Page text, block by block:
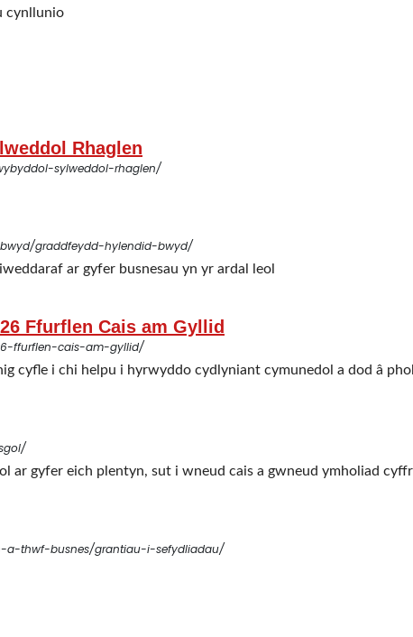
cynllunio
Rhaglen
sylweddol-rhaglen/
graddfeydd-hylendid-bwyd/
ar gyfer busnesau yn yr ardal leol
Ffurflen Cais am Gyllid
ffurflen-cais-am-gyllid/
cyfle i chi helpu i hyrwyddo cydlyniant cymunedol a dod â
ar gyfer eich plentyn, sut i wneud cais a gwneud ymholiad
thwf-busnes/grantiau-i-sefydliadau/